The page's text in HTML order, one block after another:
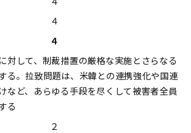
４
４
対して、制裁措置の厳格な実施とさらなる
る。拉致問題は、米韓との連携強化や国連
など、あらゆる手段を尽くして被害者全員
る
２